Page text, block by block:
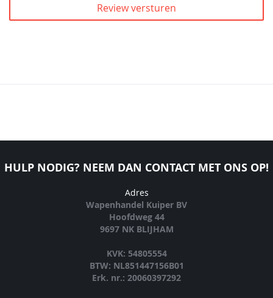
Review versturen
HULP NODIG? NEEM DAN CONTACT MET ONS OP!
Adres
Wapenhandel Kuiper BV
Hoofdweg 44
9697 NK BLIJHAM
KVK: 54805554
BTW: NL851447156B01
Erk. nr.: 20060397292